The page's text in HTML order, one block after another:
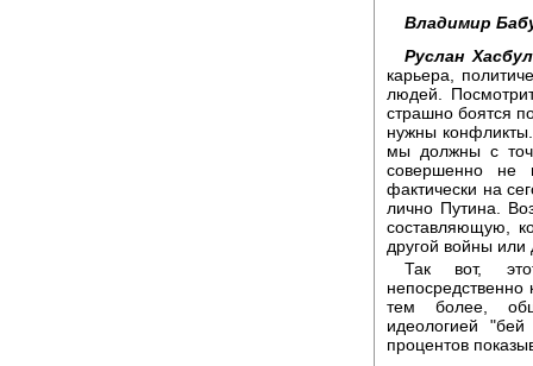
Владимир
Руслан
карьера,
людей.
страшно боятся
нужны
мы должны с
совершенно не
фактически на
лично Путина.
составляющую,
другой войны
Так вот,
тем более,
идеологией
процентов